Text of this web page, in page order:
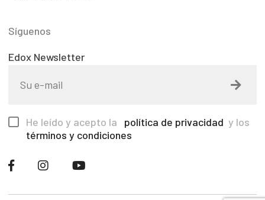
Síguenos
Edox Newsletter
He leído y acepto la política de privacidad y los
términos y condiciones